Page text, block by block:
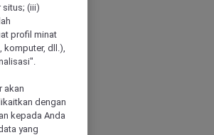
situs; (iii)
profil minat
komputer, dll.),
akan
dengan
kepada Anda
yang